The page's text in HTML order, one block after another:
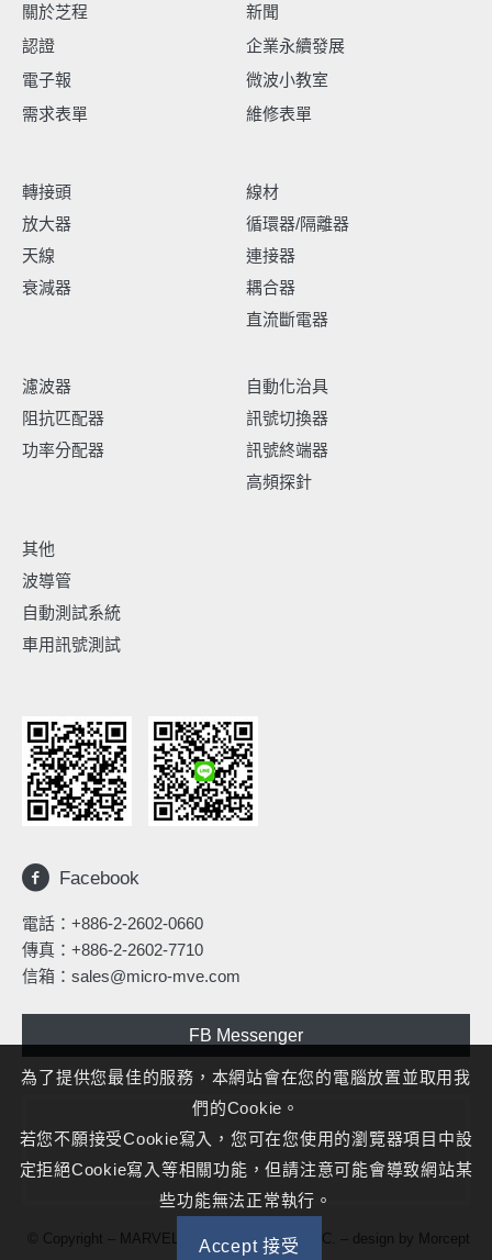
關於芝程
新聞
認證
企業永續發展
電子報
微波小教室
需求表單
維修表單
轉接頭
放大器
天線
衰減器
線材
循環器/隔離器
連接器
耦合器
直流斷電器
濾波器
阻抗匹配器
功率分配器
自動化治具
訊號切換器
訊號終端器
高頻探針
其他
波導管
自動測試系統
車用訊號測試
Facebook
電話： +886-2-2602-0660
傳真：+886-2-2602-7710
信箱： sales@micro-mve.com
FB Messenger
© Copyright – MARVELOUS MICROWAVE INC. – design by Morcept
為了提供您最佳的服務，本網站會在您的電腦放置並取用我
們的Cookie。
若您不願接受Cookie寫入，您可在您使用的瀏覽器項目中設
定拒絕Cookie寫入等相關功能，但請注意可能會導致網站某
些功能無法正常執行。
Accept 接受